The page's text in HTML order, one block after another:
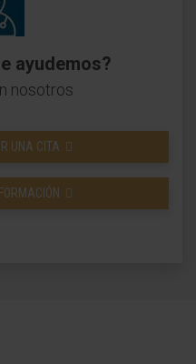
ayudemos?
nosotros
UNA CITA